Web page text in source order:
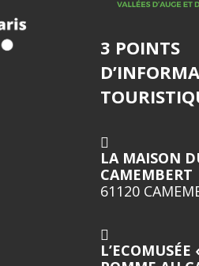
3 POINTS
LA MAISON
CAMEMBERT
61120